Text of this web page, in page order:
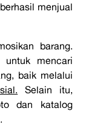
menjual
barang.
untuk mencari
baik melalui
Selain itu,
dan katalog